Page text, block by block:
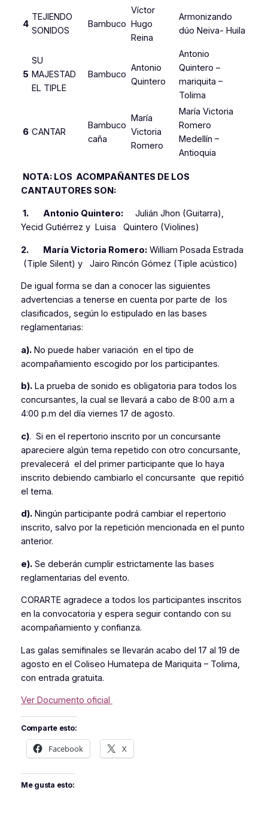
4
TEJIENDO
SONIDOS
Bambuco
Víctor
Hugo
Reina
Armonizando
dúo Neiva- Huila
5
SU
MAJESTAD
EL TIPLE
Bambuco
Antonio
Quintero
Antonio
Quintero –
mariquita –
Tolima
6 CANTAR
Bambuco
caña
María
Victoria
Romero
María Victoria
Romero
Medellín –
Antioquia
NOTA: LOS ACOMPAÑANTES DE LOS
CANTAUTORES SON:
1. Antonio Quintero:Julián Jhon (Guitarra),
Yecid Gutiérrez y Luisa Quintero (Violines)
2. María Victoria Romero:William Posada Estrada
(Tiple Silent) y Jairo Rincón Gómez (Tiple acústico)
De igual forma se dan a conocer las siguientes
advertencias a tenerse en cuenta por parte de los
clasificados, según lo estipulado en las bases
reglamentarias:
a).No puede haber variación en el tipo de
acompañamiento escogido por los participantes.
b).La prueba de sonido es obligatoria para todos los
concursantes, la cual se llevará a cabo de 8:00 a.m a
4:00 p.m del día viernes 17 de agosto.
c). Si en el repertorio inscrito por un concursante
apareciere algún tema repetido con otro concursante,
prevalecerá el del primer participante que lo haya
inscrito debiendo cambiarlo el concursante que repitió
el tema.
d).Ningún participante podrá cambiar el repertorio
inscrito, salvo por la repetición mencionada en el punto
anterior.
e).Se deberán cumplir estrictamente las bases
reglamentarias del evento.
CORARTE agradece a todos los participantes inscritos
en la convocatoria y espera seguir contando con su
acompañamiento y confianza.
Las galas semifinales se llevarán acabo del 17 al 19 de
agosto en el Coliseo Humatepa de Mariquita – Tolima,
con entrada gratuita.
Ver Documento oficial
Comparte esto:
Facebook X
Me gusta esto: